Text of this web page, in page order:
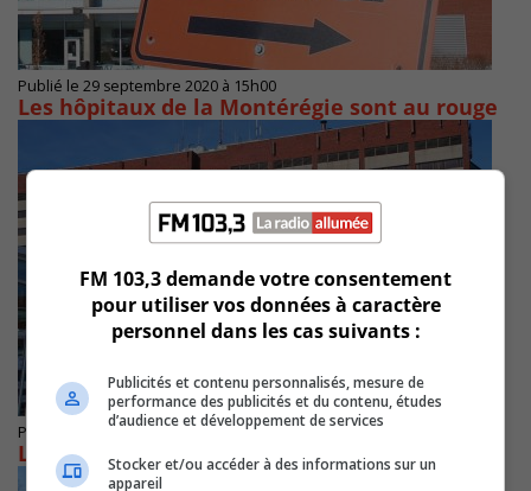
Publié le 29 septembre 2020 à 15h00
Les hôpitaux de la Montérégie sont au rouge
Publié le 29 juin 2020 à 19h42
Les urgences débordent en Montérégie
FM 103,3 demande votre consentement
pour utiliser vos données à caractère
personnel dans les cas suivants :
Publicités et contenu personnalisés, mesure de
performance des publicités et du contenu, études
d’audience et développement de services
Stocker et/ou accéder à des informations sur un
appareil